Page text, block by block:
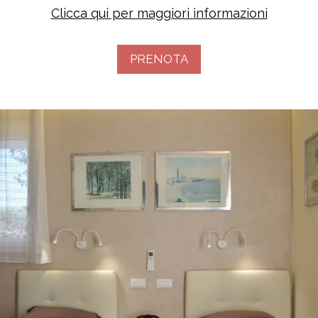
Clicca qui per maggiori informazioni
PRENOTA